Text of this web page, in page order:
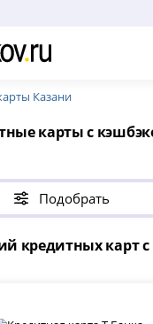
Казани
карты с
Подобрать
кредитных карт с